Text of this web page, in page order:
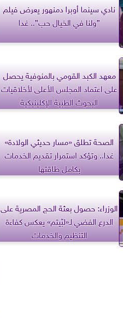
نادي سينما أوبرا دمنهور يعرض فيلم
”ولنا في الخيال حب”.. غدا
معهد الكبد القومي بالمنوفية يحصل
على اعتماد المجلس الأعلى لأخلاقيات
البحوث الطبية الإكلينيكية
الصحة تطلق «مسار حديثي الولادة»
غدا.. وتؤكد استمرار تقديم الخدمات
بكامل طاقتها
الوزراء: حصول بعثة الحج المصرية على
الدرع الفضي لـ«لبّيتم» يعكس كفاءة
التنظيم والخدمات